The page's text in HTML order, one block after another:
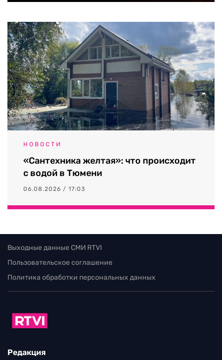
НОВОСТИ
«Сантехника желтая»: что происходит
с водой в Тюмени
06.08.2026 / 17:03
Выходные данные СМИ RTVI
Пользовательское соглашение
Политика обработки персональных данных
Редакция